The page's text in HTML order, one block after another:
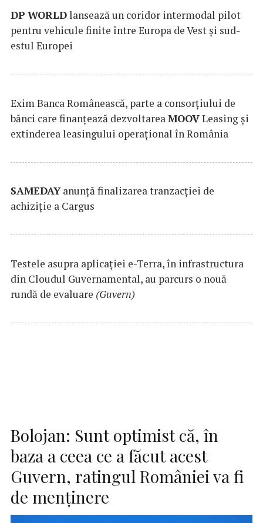
DP WORLDlansează un coridor intermodal pilot
pentru vehicule finite între Europa de Vest și sud-
estul Europei
Exim Banca Românească, parte a consorțiului de
bănci care finanțează dezvoltareaMOOVLeasing și
extinderea leasingului operațional în România
SAMEDAYanunță finalizarea tranzacției de
achiziție a Cargus
Testele asupra aplicaţiei e-Terra, în infrastructura
din Cloudul Guvernamental, au parcurs o nouă
rundă de evaluare (Guvern)
Bolojan: Sunt optimist că, în
baza a ceea ce a făcut acest
Guvern, ratingul României va fi
de menţinere